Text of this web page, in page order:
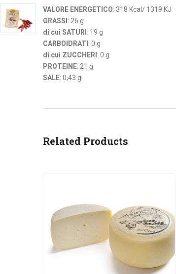
VALORE ENERGETICO: 318 Kcal/ 1319 KJ
GRASSI : 26 g
di cui SATURI : 19 g
CARBOIDRATI : 0 g
di cui ZUCCHERI : 0 g
PROTEINE: 21 g
SALE: 0,43 g
Related Products